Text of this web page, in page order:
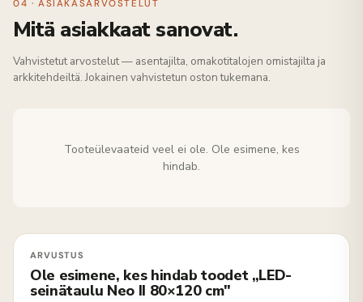
04 · ASIAKASARVOSTELUT
Mitä asiakkaat sanovat.
Vahvistetut arvostelut — asentajilta, omakotitalojen omistajilta ja
arkkitehdeiltä. Jokainen vahvistetun oston tukemana.
Tooteülevaateid veel ei ole. Ole esimene, kes
hindab.
Ole esimene, kes hindab toodet „LED-
seinätaulu Neo II 80×120 cm"